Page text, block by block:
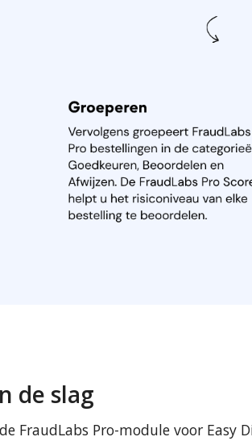
de slag
FraudLabs Pro-module voor Easy